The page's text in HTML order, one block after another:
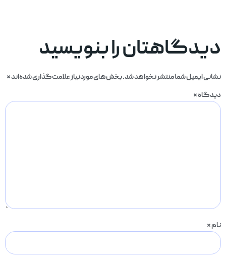
دیدگاهتان را بنویسید
نشانی ایمیل شما منتشر نخواهد شد.بخش‌های موردنیاز علامت‌گذاری شده‌اند*
دیدگاه*
نام*